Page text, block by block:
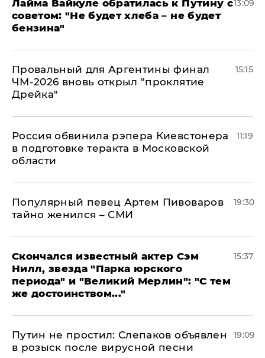
Лайма Вайкуле обратилась к Путину с
советом: "Не будет хлеба – не будет
бензина"
13:09
Провальный для Аргентины финал
ЧМ-2026 вновь открыл "проклятие
Дрейка"
15:15
Россия обвинила рэпера Киевстонера
в подготовке теракта в Московской
области
11:19
Популярный певец Артем Пивоваров
тайно женился – СМИ
19:30
Скончался известный актер Сэм
Нилл, звезда "Парка юрского
периода" и "Великий Мерлин": "С тем
же достоинством..."
15:37
Путин не простил: Слепаков объявлен
в розыск после вирусной песни
19:09